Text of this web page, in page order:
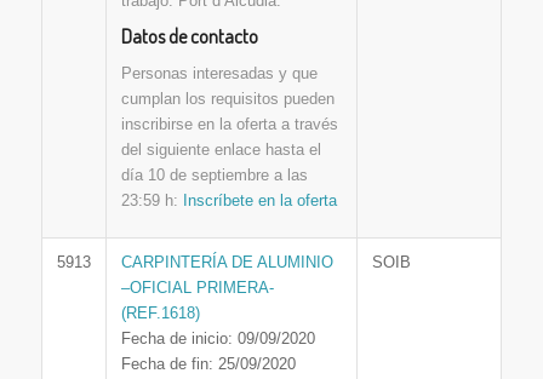
Datos de contacto
Personas interesadas y que
cumplan los requisitos pueden
inscribirse en la oferta a través
del siguiente enlace hasta el
día 10 de septiembre a las
23:59 h: Inscríbete en la oferta
5913
CARPINTERÍA DE ALUMINIO
–OFICIAL PRIMERA-
(REF.1618)
Fecha de inicio: 09/09/2020
Fecha de fin: 25/09/2020
SOIB